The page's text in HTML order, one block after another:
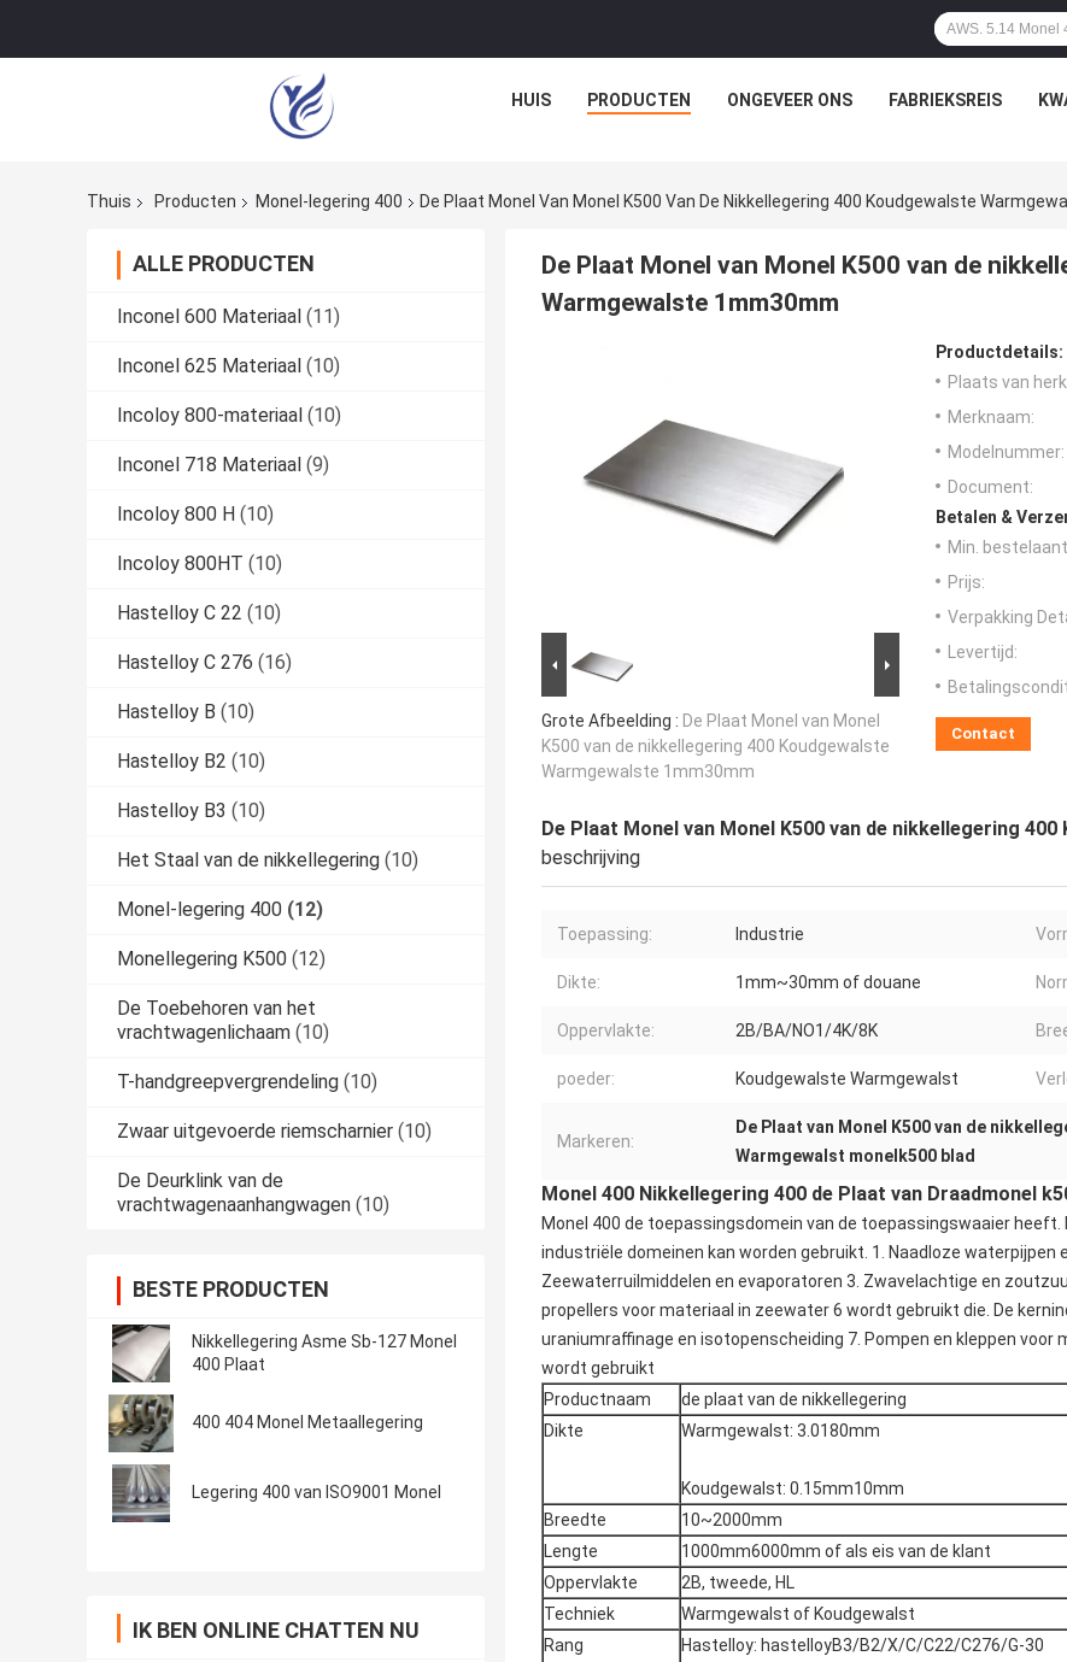
HUIS PRODUCTEN ONGEVEER ONS FABRIEKSREIS
Thuis Producten Monel-legering 400 De Plaat Monel Van Monel K500 Van De Nikkellegering 400 Koudgewalste
ALLE PRODUCTEN
Inconel 600 Materiaal (11)
Inconel 625 Materiaal (10)
Incoloy 800-materiaal (10)
Inconel 718 Materiaal (9)
Incoloy 800 H (10)
Incoloy 800HT (10)
Hastelloy C 22 (10)
Hastelloy C 276 (16)
Hastelloy B (10)
Hastelloy B2 (10)
Hastelloy B3 (10)
Het Staal van de nikkellegering (10)
Monel-legering 400 (12)
Monellegering K500 (12)
De Toebehoren van het
vrachtwagenlichaam (10)
T-handgreepvergrendeling (10)
Zwaar uitgevoerde riemscharnier (10)
De Deurklink van de
vrachtwagenaanhangwagen (10)
BESTE PRODUCTEN
Nikkellegering Asme Sb-127 Monel
400 Plaat
400 404 Monel Metaallegering
Legering 400 van ISO9001 Monel
IK BEN ONLINE CHATTEN NU
De Plaat Monel van Monel K500 van de
Warmgewalste 1mm30mm
Grote Afbeelding : De Plaat Monel van Monel
K500 van de nikkellegering 400 Koudgewalste
Warmgewalste 1mm30mm
Productdetails:
Plaats van
Merknaam:
Modelnummer:
Document:
Betalen &
Min.
Prijs:
Verpakking
Levertijd:
Contact
De Plaat Monel van Monel K500 van de nikkellegering
beschrijving
Toepassing: Industrie
Dikte: 1mm~30mm of douane
Oppervlakte: 2B/BA/NO1/4K/8K
poeder: Koudgewalste Warmgewalst
Markeren:
De Plaat van Monel K500 van de
Warmgewalst monelk500 blad
Monel 400 Nikkellegering 400 de Plaat van Draadmonel
Monel 400 de toepassingsdomein van de toepassingswaaier
industriële domeinen kan worden gebruikt. 1. Naadloze
Zeewaterruilmiddelen en evaporatoren 3. Zwavelachtige en
propellers voor materiaal in zeewater 6 wordt gebruikt die. De
uraniumraffinage en isotopenscheiding 7. Pompen en kleppen
wordt gebruikt
Productnaam
de plaat van de nikkellegering
Dikte
Warmgewalst: 3.0180mm
Koudgewalst: 0.15mm10mm
Breedte
10~2000mm
Lengte
1000mm6000mm of als eis van de klant
Oppervlakte
2B, tweede, HL
Techniek
Warmgewalst of Koudgewalst
Rang
Hastelloy: hastelloyB3/B2/X/C/C22/C276/G-30